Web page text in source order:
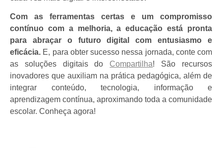
Com as ferramentas certas e um compromisso
contínuo com a melhoria, a educação está pronta
para abraçar o futuro digital com entusiasmo e
eficácia. E, para obter sucesso nessa jornada, conte com
as soluções digitais do Compartilha! São recursos
inovadores que auxiliam na prática pedagógica, além de
integrar conteúdo, tecnologia, informação e
aprendizagem contínua, aproximando toda a comunidade
escolar. Conheça agora!